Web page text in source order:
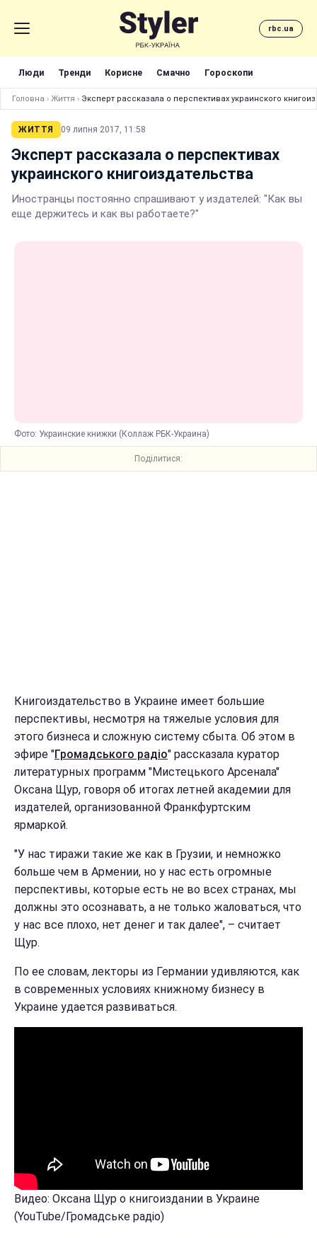
rbc.ua
Люди Тренди Корисне Смачно Гороскопи
Головна › Життя › Эксперт рассказала о перспективах украинского
ЖИТТЯ 09 липня 2017, 11:58
Эксперт рассказала о перспективах
украинского книгоиздательства
Иностранцы постоянно спрашивают у издателей: "Как вы
еще держитесь и как вы работаете?"
Фото: Украинские книжки (Коллаж РБК-Украина)
Поділитися:
Книгоиздательство в Украине имеет большие
перспективы, несмотря на тяжелые условия для
этого бизнеса и сложную систему сбыта. Об этом в
эфире "Громадського радіо" рассказала куратор
литературных программ "Мистецького Арсенала"
Оксана Щур, говоря об итогах летней академии для
издателей, организованной Франкфуртским
ярмаркой.
"У нас тиражи такие же как в Грузии, и немножко
больше чем в Армении, но у нас есть огромные
перспективы, которые есть не во всех странах, мы
должны это осознавать, а не только жаловаться, что
у нас все плохо, нет денег и так далее", – считает
Щур.
По ее словам, лекторы из Германии удивляются, как
в современных условиях книжному бизнесу в
Украине удается развиваться.
Видео: Оксана Щур о книгоиздании в Украине
(YouTube/Громадське радіо)